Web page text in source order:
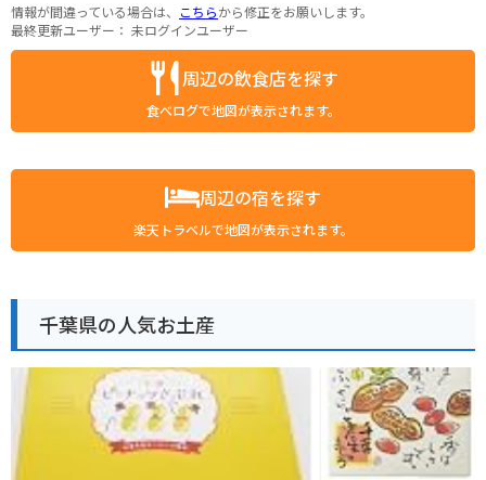
情報が間違っている場合は、 こちらから修正をお願いします。
最終更新ユーザー： 未ログインユーザー
周辺の飲食店を探す
食べログで地図が表示されます。
周辺の宿を探す
楽天トラベルで地図が表示されます。
千葉県の人気お土産